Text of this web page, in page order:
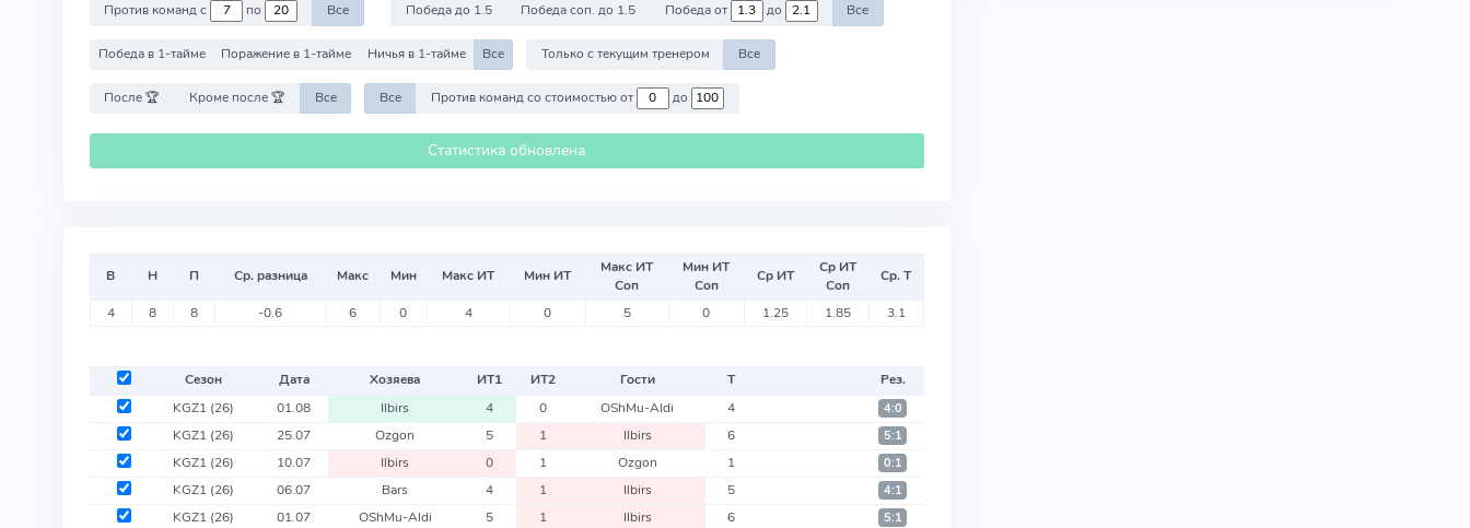
Против команд с по Все Победа до 1.5 Победа соп. до 1.5 Победа от до Все
Победа в 1-тайме Поражение в 1-тайме Ничья в 1-тайме Все Только с текущим тренером Все
После 🏆 Кроме после 🏆 Все Все Против команд со стоимостью от до
Статистика обновлена
В Н П Ср. разница Макс Мин Макс ИТ Мин ИТ
Макс ИТ
Соп
Мин ИТ
Соп
Ср ИТ
Ср ИТ
Соп
Ср. Т
4 8 8 -0.6 6 0 4 0 5 0 1.25 1.85 3.1
Сезон Дата Хозяева ИТ1 ИТ2 Гости Т
Рез.
KGZ1 (26) 01.08 Ilbirs 4 0 OShMu-Aldi 4 4:0
KGZ1 (26) 25.07 Ozgon 5 1 Ilbirs 6 5:1
KGZ1 (26) 10.07 Ilbirs 0 1 Ozgon 1 0:1
KGZ1 (26) 06.07 Bars 4 1 Ilbirs 5 4:1
KGZ1 (26) 01.07 OShMu-Aldi 5 1 Ilbirs 6 5:1